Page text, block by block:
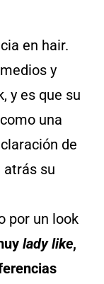
en hair.
y
y es que su
una
de
atrás su
por un look
lady like,